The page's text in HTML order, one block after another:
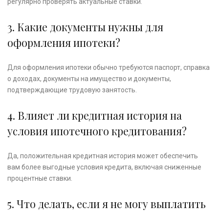
3. Какие документы нужны для
оформления ипотеки?
Для оформления ипотеки обычно требуются паспорт, справка
о доходах, документы на имущество и документы,
подтверждающие трудовую занятость.
4. Влияет ли кредитная история на
условия ипотечного кредитования?
Да, положительная кредитная история может обеспечить
вам более выгодные условия кредита, включая сниженные
процентные ставки.
5. Что делать, если я не могу выплатить